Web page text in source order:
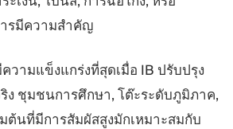
รมีความสำคัญ
วามแข็งแกร่งที่สุดเมื่อ IB ปรับปรุง
ง ชุมชนการศึกษา, โต๊ะระดับภูมิภาค,
ต้นที่มีการสัมผัสสูงมักเหมาะสมกับ